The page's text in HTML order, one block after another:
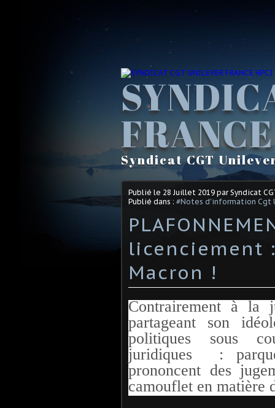
Syndicat CGT
Publié le 28 Juillet 2019 par Syndicat
Publié dans : #Notes d'information Cgt
licenciement :
Macron !
Contrairement à la
partageant son
politiques sous
juridiques :
prononcent des
camouflet en matière